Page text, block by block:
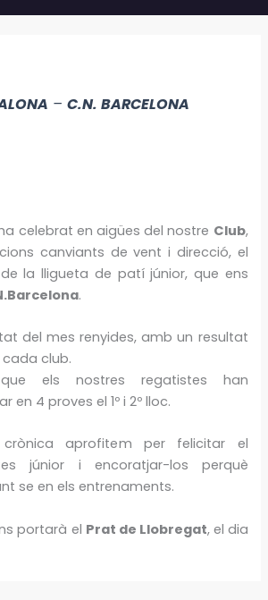
– C.N. BARCELONA
celebrat en aigües del nostre Club,
canviants de vent i direcció, el
la lligueta de patí júnior, que ens
.
del mes renyides, amb un resultat
club.
els nostres regatistes han
en 4 proves el 1º i 2º lloc.
crònica aprofitem per felicitar el
júnior i encoratjar-los perquè
se en els entrenaments.
portarà el Prat de Llobregat, el dia